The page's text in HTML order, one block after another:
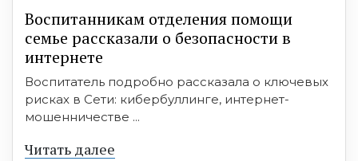
Воспитанникам отделения помощи
семье рассказали о безопасности в
интернете
Воспитатель подробно рассказала о ключевых
рисках в Сети: кибербуллинге, интернет-
мошенничестве ...
Читать далее